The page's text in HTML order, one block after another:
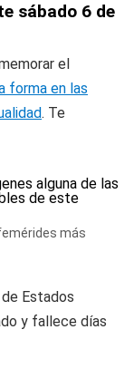
sábado 6 de
el
forma en las
. Te
más
Estados
y fallece días